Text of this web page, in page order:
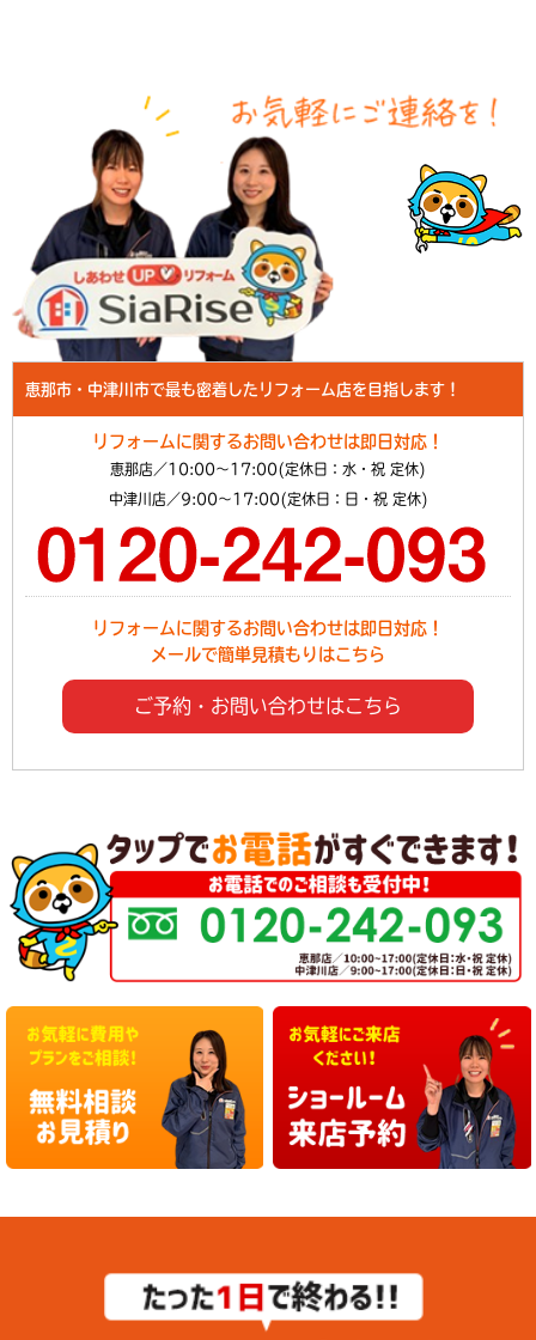
恵那市・中津川市で最も密着したリフォーム店を目指します！
リフォームに関するお問い合わせは即日対応！
恵那店／10:00～17:00(定休日：水・祝 定休)
中津川店／9:00～17:00(定休日：日・祝 定休)
リフォームに関するお問い合わせは即日対応！
メールで簡単見積もりはこちら
ご予約・お問い合わせはこちら